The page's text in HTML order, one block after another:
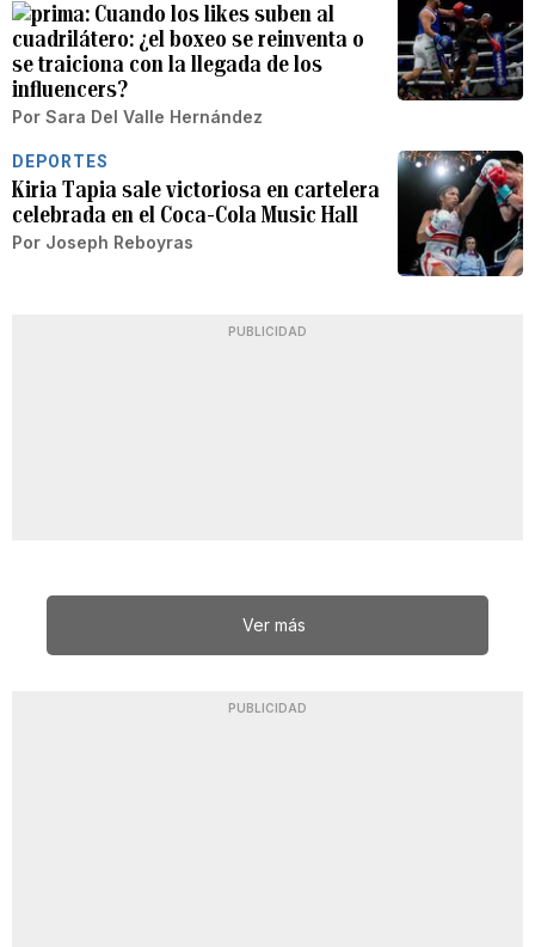
Cuando los likes suben al
cuadrilátero: ¿el boxeo se reinventa o
se traiciona con la llegada de los
influencers?
Por Sara Del Valle Hernández
DEPORTES
Kiria Tapia sale victoriosa en cartelera
celebrada en el Coca-Cola Music Hall
Por Joseph Reboyras
PUBLICIDAD
Ver más
PUBLICIDAD